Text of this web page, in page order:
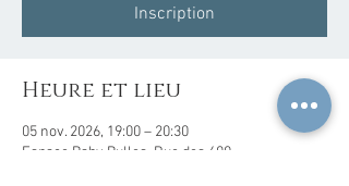
Inscription
Heure et lieu
05 nov. 2026, 19:00 – 20:30
Espace Baby Bulles, Rue des 600